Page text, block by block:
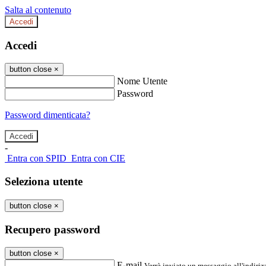
Salta al contenuto
Accedi
Accedi
button close ×
Nome Utente
Password
Password dimenticata?
-
Entra con SPID Entra con CIE
Seleziona utente
button close ×
Recupero password
button close ×